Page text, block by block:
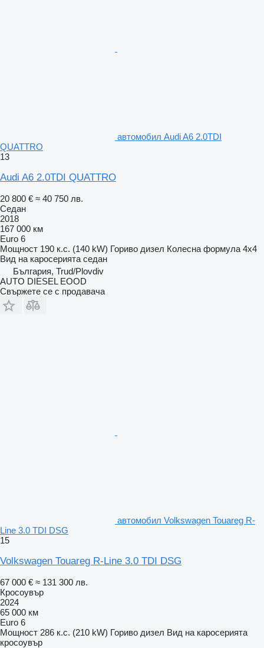
автомобил Audi A6 2.0TDI
QUATTRO
13
Audi A6 2.0TDI QUATTRO
20 800 € ≈ 40 750 лв.
Седан
2018
167 000 км
Euro 6
Мощност 190 к.с. (140 kW) Гориво дизел Колесна формула 4x4
Вид на каросерията седан
България, Trud/Plovdiv
AUTO DIESEL EOOD
Свържете се с продавача
автомобил Volkswagen Touareg R-
Line 3.0 TDI DSG
15
Volkswagen Touareg R-Line 3.0 TDI DSG
67 000 € ≈ 131 300 лв.
Кросоувър
2024
65 000 км
Euro 6
Мощност 286 к.с. (210 kW) Гориво дизел Вид на каросерията
кросоувър